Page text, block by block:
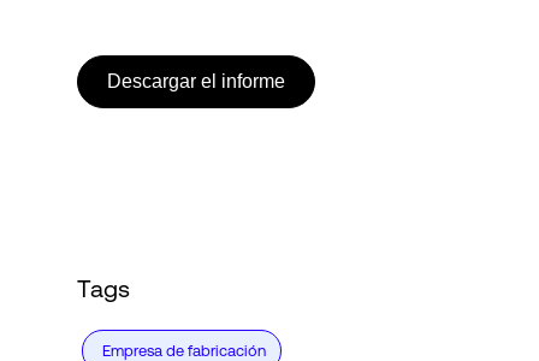
Login Descargar el informe
Tags
Empresa de fabricación